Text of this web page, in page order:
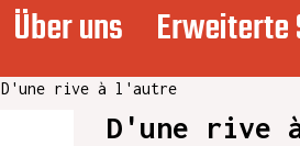
Über uns Erweiterte
D'une rive à l'autre
D'une rive